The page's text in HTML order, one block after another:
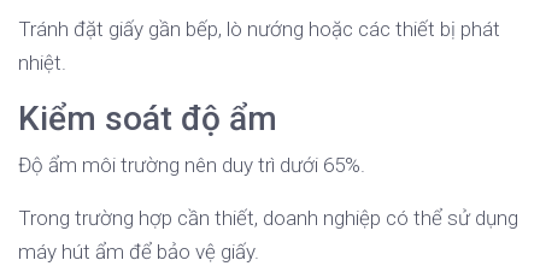
Tránh đặt giấy gần bếp, lò nướng hoặc các thiết bị phát
nhiệt.
Kiểm soát độ ẩm
Độ ẩm môi trường nên duy trì dưới 65%.
Trong trường hợp cần thiết, doanh nghiệp có thể sử dụng
máy hút ẩm để bảo vệ giấy.